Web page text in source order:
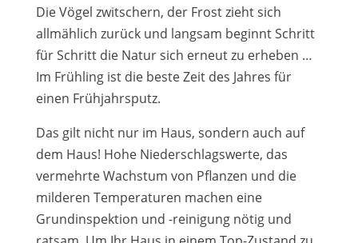
Die Vögel zwitschern, der Frost zieht sich
allmählich zurück und langsam beginnt Schritt
für Schritt die Natur sich erneut zu erheben …
Im Frühling ist die beste Zeit des Jahres für
einen Frühjahrsputz.
Das gilt nicht nur im Haus, sondern auch auf
dem Haus! Hohe Niederschlagswerte, das
vermehrte Wachstum von Pflanzen und die
milderen Temperaturen machen eine
Grundinspektion und -reinigung nötig und